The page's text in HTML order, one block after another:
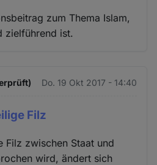
zum Thema Islam,
zielführend ist.
Do. 19 Okt 2017 - 14:40
Filz
Filz zwischen Staat und
wird, ändert sich